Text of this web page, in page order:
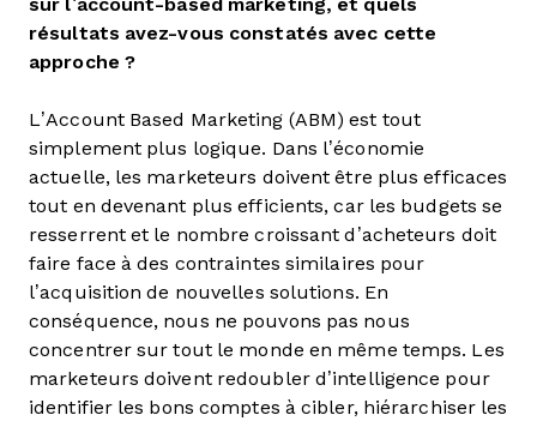
sur l’account-based marketing, et quels
résultats avez-vous constatés avec cette
approche ?
L’Account Based Marketing (ABM) est tout
simplement plus logique. Dans l’économie
actuelle, les marketeurs doivent être plus efficaces
tout en devenant plus efficients, car les budgets se
resserrent et le nombre croissant d’acheteurs doit
faire face à des contraintes similaires pour
l’acquisition de nouvelles solutions. En
conséquence, nous ne pouvons pas nous
concentrer sur tout le monde en même temps. Les
marketeurs doivent redoubler d’intelligence pour
identifier les bons comptes à cibler, hiérarchiser les